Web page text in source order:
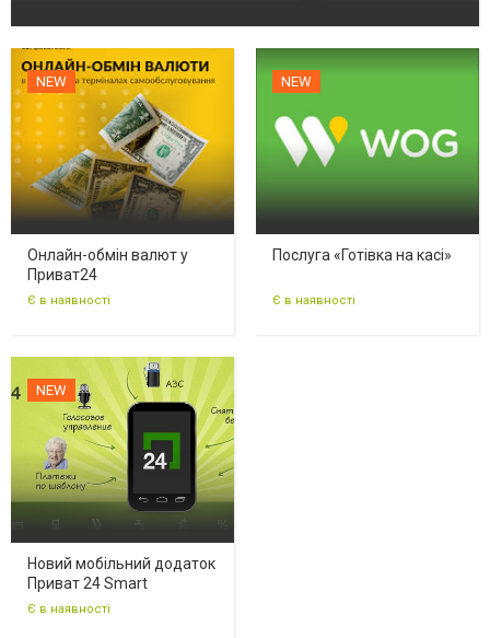
NEW
Онлайн-обмін валют у
Приват24
Є в наявності
NEW
Послуга «Готівка на касі»
Є в наявності
NEW
Новий мобільний додаток
Приват 24 Smart
Є в наявності